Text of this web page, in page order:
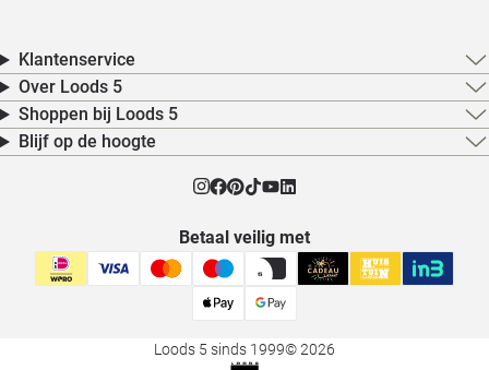
Klantenservice
Over Loods 5
Shoppen bij Loods 5
Blijf op de hoogte
Betaal veilig met
Loods 5 sinds 1999© 2026